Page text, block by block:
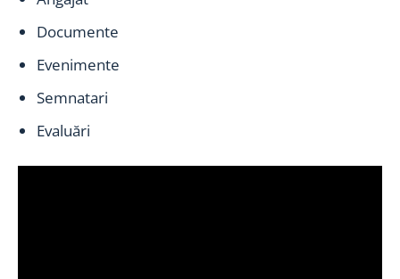
Documente
Evenimente
Semnatari
Evaluări